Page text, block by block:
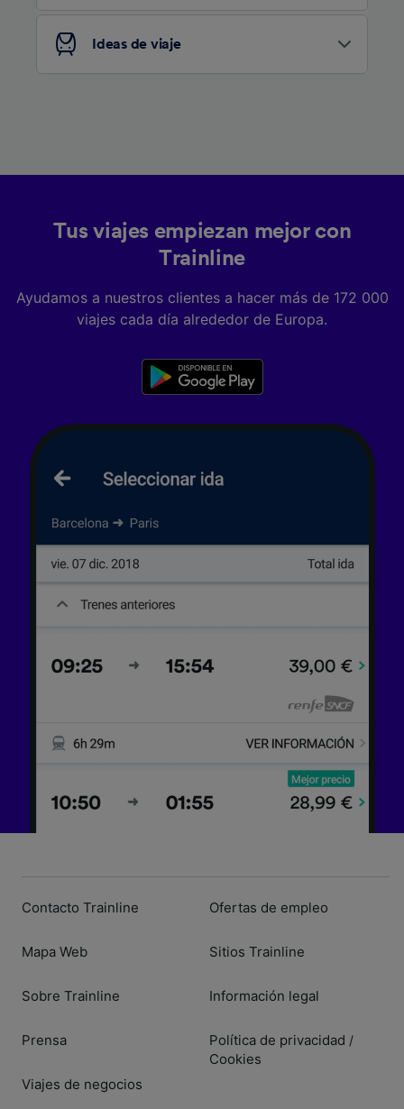
Ideas de viaje
Tus viajes empiezan mejor con
Trainline
Ayudamos a nuestros clientes a hacer más de 172 000
viajes cada día alrededor de Europa.
Contacto Trainline
Mapa Web
Sobre Trainline
Prensa
Viajes de negocios
Ofertas de empleo
Sitios Trainline
Información legal
Política de privacidad /
Cookies